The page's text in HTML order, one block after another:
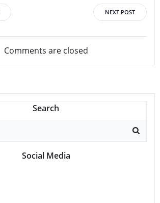
Beitrags-
Navigation
NEXT POST
Comments are closed
Search
Social Media